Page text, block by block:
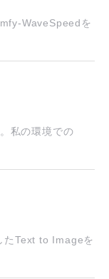
WaveSpeedを
私の環境での
たText to Imageを